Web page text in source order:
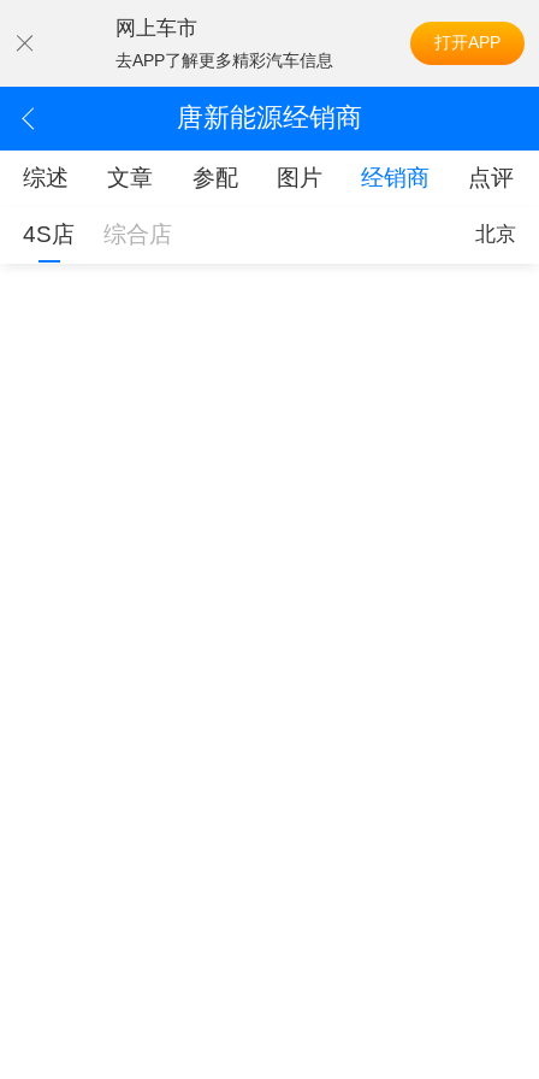
网上车市
去APP了解更多精彩汽车信息
打开APP
唐新能源经销商
综述 文章 参配 图片 经销商 点评
4S店 综合店 北京